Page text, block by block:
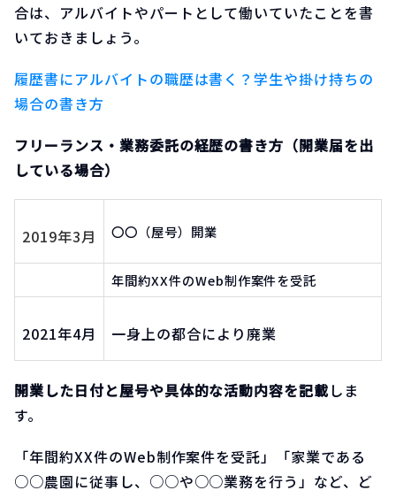
合は、アルバイトやパートとして働いていたことを書
いておきましょう。
履歴書にアルバイトの職歴は書く？学生や掛け持ちの
場合の書き方
フリーランス・業務委託の経歴の書き方（開業届を出
している場合）
2019年3月 〇〇（屋号）開業
年間約XX件のWeb制作案件を受託
2021年4月 一身上の都合により廃業
開業した日付と屋号や具体的な活動内容を記載 しま
す。
「年間約XX件のWeb制作案件を受託」「家業である
○○農園に従事し、○○や○○業務を行う」など、ど